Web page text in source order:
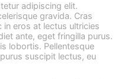
adipiscing elit.
gravida. Cras
in eros at lectus ultricies
ante, eget fringilla purus.
lobortis. Pellentesque
suscipit lectus, eu